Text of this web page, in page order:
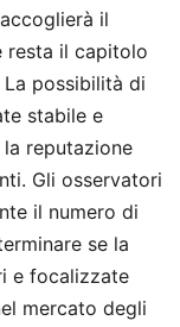
il
resta il capitolo
possibilità di
stabile e
reputazione
Gli osservatori
il numero di
se la
e focalizzate
mercato degli